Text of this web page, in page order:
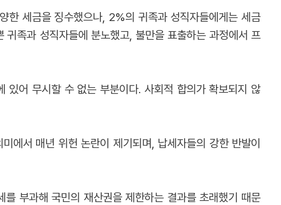
한 세금을 징수했으나, 2%의 귀족과 성직자들에게는 세금
족과 성직자들에 분노했고, 불만을 표출하는 과정에서 프
있어 무시할 수 없는 부분이다. 사회적 합의가 확보되지 않
에서 매년 위헌 논란이 제기되며, 납세자들의 강한 반발이
부과해 국민의 재산권을 제한하는 결과를 초래했기 때문